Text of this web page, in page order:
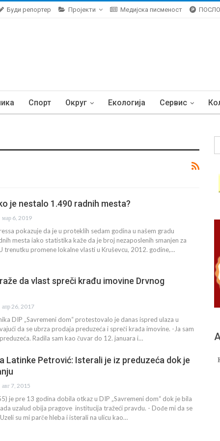
Буди репортер Пројекти Медијска писменост
Спорт Округ Екологија Сервис
je nestalo 1.490 radnih mesta?
мар 6, 2019
pokazuje da je u proteklih sedam godina u našem gradu
mesta iako statistika kaže da je broj nezaposlenih smanjen za
trenutku promene lokalne vlasti u Kruševcu, 2012. godine,…
da vlast spreči krađu imovine Drvnog
апр 26, 2017
DIP „Savremeni dom“ protestovalo je danas ispred ulaza u
da se ubrza prodaja preduzeća i spreči krađa imovine. -Ja sam
Radila sam kao čuvar do 12. januara i…
Latinke Petrović: Isterali je iz preduzeća dok je
авг 7, 2015
je pre 13 godina dobila otkaz u DIP „Savremeni dom“ dok je bila
uzalud obija pragove institucija tražeći pravdu. - Dođe mi da se
su mi parče hleba i isterali na ulicu kao…